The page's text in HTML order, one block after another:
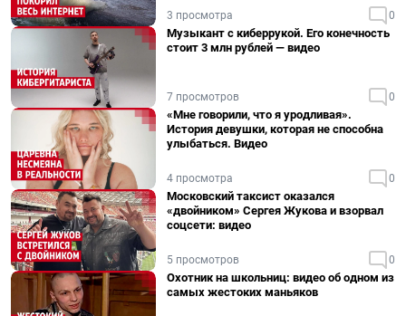
3 просмотра 0
Музыкант с киберрукой. Его конечность
стоит 3 млн рублей — видео
7 просмотров 0
«Мне говорили, что я уродливая».
История девушки, которая не способна
улыбаться. Видео
4 просмотра 0
Московский таксист оказался
«двойником» Сергея Жукова и взорвал
соцсети: видео
5 просмотров 0
Охотник на школьниц: видео об одном из
самых жестоких маньяков